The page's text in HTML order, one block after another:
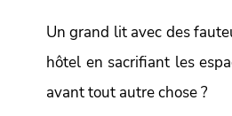
Un grand lit avec des
hôtel en sacrifiant les
avant tout autre chose ?